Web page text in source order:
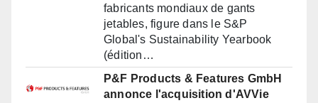
fabricants mondiaux de gants
jetables, figure dans le S&P
Global's Sustainability Yearbook
(édition…
P&F Products & Features GmbH
annonce l'acquisition d'AVVie